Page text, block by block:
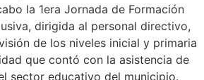
la 1era Jornada de Formación
dirigida al personal directivo,
de los niveles inicial y primaria
que contó con la asistencia de
sector educativo del municipio.